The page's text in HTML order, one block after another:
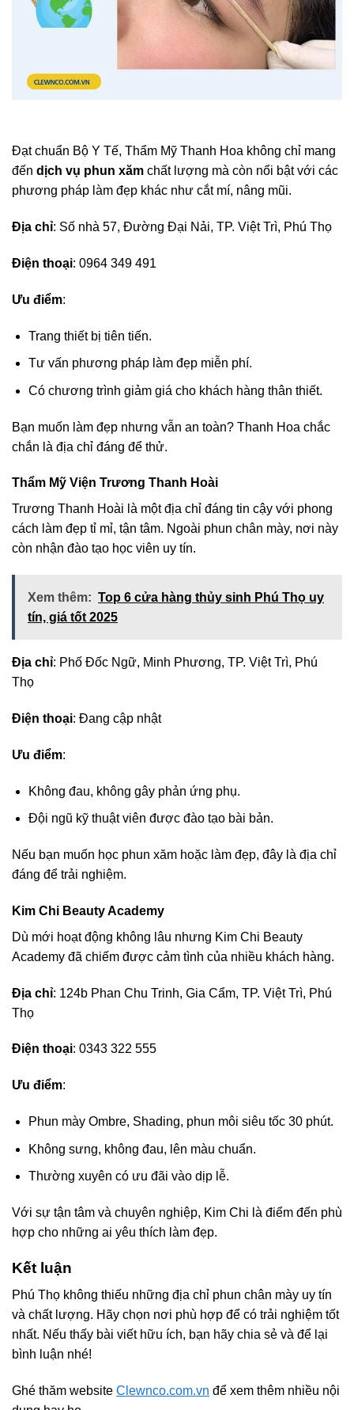
Đạt chuẩn Bộ Y Tế, Thẩm Mỹ Thanh Hoa không chỉ mang
đến dịch vụ phun xăm chất lượng mà còn nổi bật với các
phương pháp làm đẹp khác như cắt mí, nâng mũi.
Địa chỉ: Số nhà 57, Đường Đại Nải, TP. Việt Trì, Phú Thọ
Điện thoại: 0964 349 491
Ưu điểm:
Trang thiết bị tiên tiến.
Tư vấn phương pháp làm đẹp miễn phí.
Có chương trình giảm giá cho khách hàng thân thiết.
Bạn muốn làm đẹp nhưng vẫn an toàn? Thanh Hoa chắc
chắn là địa chỉ đáng để thử.
Thẩm Mỹ Viện Trương Thanh Hoài
Trương Thanh Hoài là một địa chỉ đáng tin cậy với phong
cách làm đẹp tỉ mỉ, tận tâm. Ngoài phun chân mày, nơi này
còn nhận đào tạo học viên uy tín.
Xem thêm: Top 6 cửa hàng thủy sinh Phú Thọ uy
tín, giá tốt 2025
Địa chỉ: Phố Đốc Ngữ, Minh Phương, TP. Việt Trì, Phú
Thọ
Điện thoại: Đang cập nhật
Ưu điểm:
Không đau, không gây phản ứng phụ.
Đội ngũ kỹ thuật viên được đào tạo bài bản.
Nếu bạn muốn học phun xăm hoặc làm đẹp, đây là địa chỉ
đáng để trải nghiệm.
Kim Chi Beauty Academy
Dù mới hoạt động không lâu nhưng Kim Chi Beauty
Academy đã chiếm được cảm tình của nhiều khách hàng.
Địa chỉ: 124b Phan Chu Trinh, Gia Cẩm, TP. Việt Trì, Phú
Thọ
Điện thoại: 0343 322 555
Ưu điểm:
Phun mày Ombre, Shading, phun môi siêu tốc 30 phút.
Không sưng, không đau, lên màu chuẩn.
Thường xuyên có ưu đãi vào dịp lễ.
Với sự tận tâm và chuyên nghiệp, Kim Chi là điểm đến phù
hợp cho những ai yêu thích làm đẹp.
Kết luận
Phú Thọ không thiếu những địa chỉ phun chân mày uy tín
và chất lượng. Hãy chọn nơi phù hợp để có trải nghiệm tốt
nhất. Nếu thấy bài viết hữu ích, bạn hãy chia sẻ và để lại
bình luận nhé!
Ghé thăm website Clewnco.com.vn để xem thêm nhiều nội